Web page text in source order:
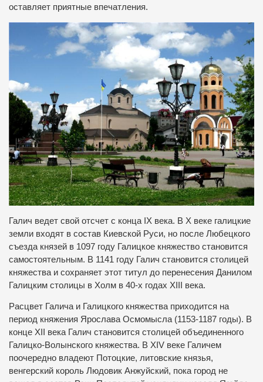
оставляет приятные впечатления.
Галич ведет свой отсчет с конца IX века. В Х веке галицкие
земли входят в состав Киевской Руси, но после Любецкого
съезда князей в 1097 году Галицкое княжество становится
самостоятельным. В 1141 году Галич становится столицей
княжества и сохраняет этот титул до перенесения Данилом
Галицким столицы в Холм в 40-х годах XIII века.
Расцвет Галича и Галицкого княжества приходится на
период княжения Ярослава Осмомысла (1153-1187 годы). В
конце XII века Галич становится столицей объединенного
Галицко-Волынского княжества. В XIV веке Галичем
поочередно владеют Потоцкие, литовские князья,
венгерский король Людовик Анжуйский, пока город не